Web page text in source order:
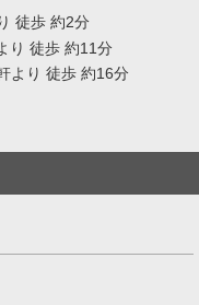
徒歩 約2分
り 徒歩 約11分
より 徒歩 約16分